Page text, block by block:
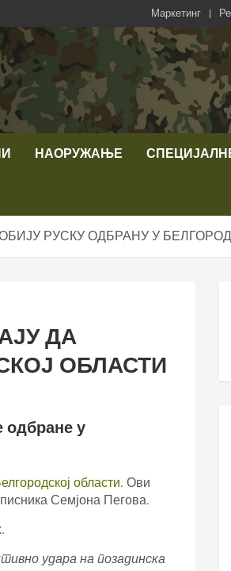
Маркетинг
НАОРУЖАЊЕ
РУСКУ ОДБРАНУ У
ДА
ОБЛАСТИ
одбране у
области. Ови
Семјона Пегова.
удара на позадинска